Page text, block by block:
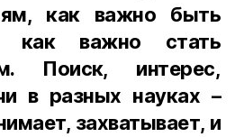
как важно быть
как важно стать
Поиск, интерес,
в разных науках –
захватывает, и